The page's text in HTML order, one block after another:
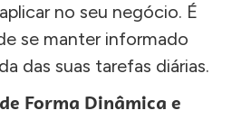
no seu negócio. É
se manter informado
das suas tarefas diárias.
Forma Dinâmica e